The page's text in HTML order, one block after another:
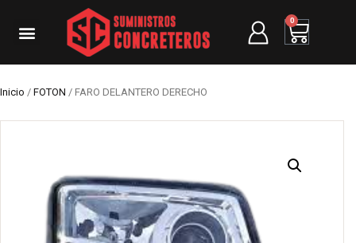
0
Inicio / FOTON / FARO DELANTERO DERECHO